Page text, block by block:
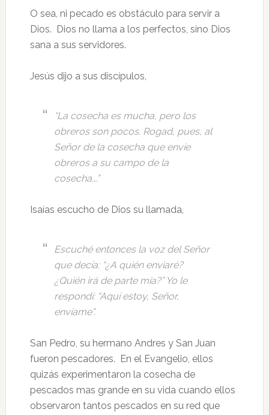
O sea, ni pecado es obstáculo para servir a
Dios. Dios no llama a los perfectos, sino Dios
sana a sus servidores.
Jesús dijo a sus discípulos,
“La cosecha es mucha, pero los
obreros son pocos. Rogad, pues, al
Señor de la cosecha que envíe
obreros a su campo de la
cosecha….”
Isaías escucho de Dios su llamada,
Escuché entonces la voz del Señor
que decía: “¿A quién enviaré?
¿Quién irá de parte mía?” Yo le
respondí: “Aquí estoy, Señor,
envíame”.
San Pedro, su hermano Andres y San Juan
fueron pescadores. En el Evangelio, ellos
quizás experimentaron la cosecha de
pescados mas grande en su vida cuando ellos
observaron tantos pescados en su red que